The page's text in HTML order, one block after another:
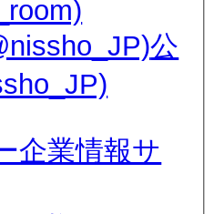
公
企業情報サ